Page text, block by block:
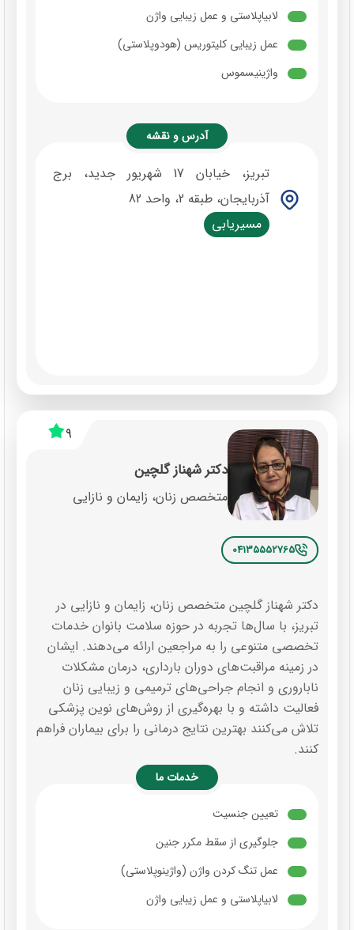
لابیاپلاستی و عمل زیبایی واژن
عمل زیبایی کلیتوریس (هودوپلاستی)
واژینیسموس
آدرس و نقشه
تبریز، خیابان 17 شهریور جدید، برج
آذربایجان، طبقه 2، واحد 82
مسیریابی
9
دکتر شهناز گلچین
متخصص زنان، زایمان و نازایی
04135552765
دکتر شهناز گلچین متخصص زنان، زایمان و نازایی در
تبریز، با سال‌ها تجربه در حوزه سلامت بانوان خدمات
تخصصی متنوعی را به مراجعین ارائه می‌دهند. ایشان
در زمینه مراقبت‌های دوران بارداری، درمان مشکلات
ناباروری و انجام جراحی‌های ترمیمی و زیبایی زنان
فعالیت داشته و با بهره‌گیری از روش‌های نوین پزشکی
تلاش می‌کنند بهترین نتایج درمانی را برای بیماران فراهم
کنند.
خدمات ما
تعیین جنسیت
جلوگیری از سقط مکرر جنین
عمل تنگ کردن واژن (واژینوپلاستی)
لابیاپلاستی و عمل زیبایی واژن